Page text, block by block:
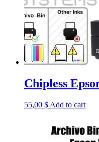
Chipless
55,00 $ Add to cart